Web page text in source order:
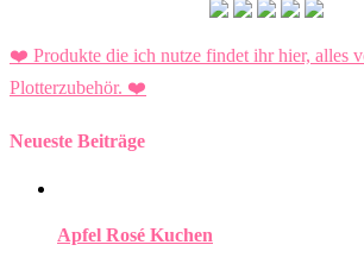
❤️ Produkte die ich nutze findet ihr hier, alles
Plotterzubehör. ❤️
Neueste Beiträge
Apfel Rosé Kuchen